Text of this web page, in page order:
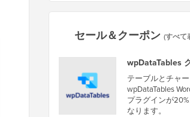
セール＆クーポン (すべて
wpDataTables
テーブルとチャ
wpDataTables
プラグインが
なります。